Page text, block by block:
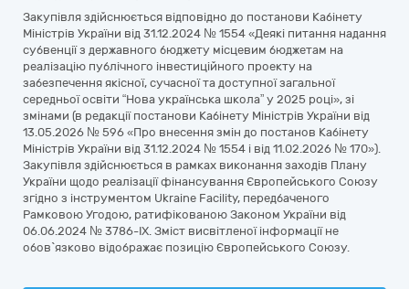
Закупівля здійснюється відповідно до постанови Кабінету
Міністрів України від 31.12.2024 № 1554 «Деякі питання надання
субвенції з державного бюджету місцевим бюджетам на
реалізацію публічного інвестиційного проекту на
забезпечення якісної, сучасної та доступної загальної
середньої освіти “Нова українська школа” у 2025 році», зі
змінами (в редакції постанови Кабінету Міністрів України від
13.05.2026 № 596 «Про внесення змін до постанов Кабінету
Міністрів України від 31.12.2024 № 1554 і від 11.02.2026 № 170»).
Закупівля здійснюється в рамках виконання заходів Плану
України щодо реалізації фінансування Європейського Союзу
згідно з інструментом Ukraine Facility, передбаченого
Рамковою Угодою, ратифікованою Законом України від
06.06.2024 № 3786-IX. Зміст висвітленої інформації не
обов`язково відображає позицію Європейського Союзу.